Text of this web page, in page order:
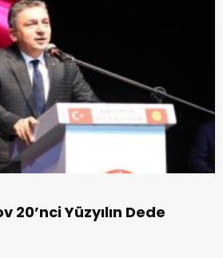
Yüzyılın Dede